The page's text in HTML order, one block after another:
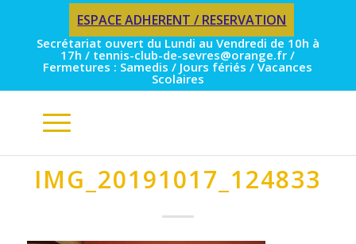
ESPACE ADHERENT / RESERVATION
Secrétariat ouvert du Lundi au Vendredi de 10h à
17h / tennis-club-de-sevres@orange.fr /
Fermetures : Samedis / Jours fériés / Vacances
Scolaires
IMG_20191017_124833